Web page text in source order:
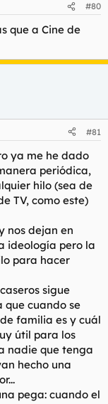
#80
que a Cine de
#81
ya me he dado
periódica,
hilo (sea de
TV, como este)
nos dejan en
ideología pero la
para hacer
sigue
que cuando se
familia es y cuál
útil para los
nadie que tenga
hecho una
pega: cuando el